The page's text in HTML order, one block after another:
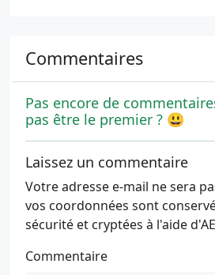
Commentaires
Pas encore de
pas être le premier ? 😃
Laissez un commentaire
Votre adresse e-mail ne sera
vos coordonnées sont
sécurité et cryptées à l'aide
Commentaire